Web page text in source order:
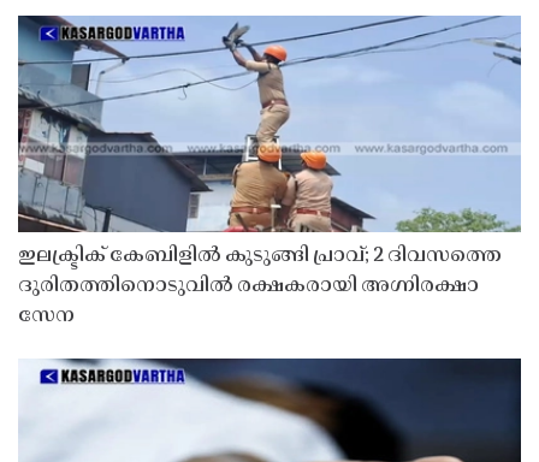
ഇലക്ട്രിക് കേബിളിൽ കുടുങ്ങി പ്രാവ്; 2 ദിവസത്തെ
ദുരിതത്തിനൊടുവിൽ രക്ഷകരായി അഗ്നിരക്ഷാ
സേന